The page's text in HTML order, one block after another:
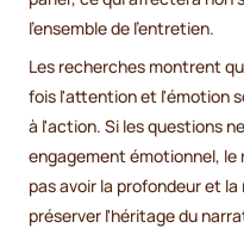
l'ensemble de l'entretien.
Les recherches montrent
fois l'attention et l'émotion
à l'action. Si les questions
engagement émotionnel, le
pas avoir la profondeur et
préserver l'héritage du